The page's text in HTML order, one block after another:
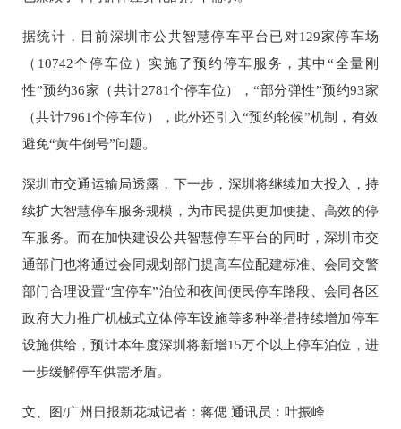
据统计，目前深圳市公共智慧停车平台已对129家停车场
（10742个停车位）实施了预约停车服务，其中“全量刚
性”预约36家（共计2781个停车位），“部分弹性”预约93家
（共计7961个停车位），此外还引入“预约轮候”机制，有效
避免“黄牛倒号”问题。
深圳市交通运输局透露，下一步，深圳将继续加大投入，持
续扩大智慧停车服务规模，为市民提供更加便捷、高效的停
车服务。而在加快建设公共智慧停车平台的同时，深圳市交
通部门也将通过会同规划部门提高车位配建标准、会同交警
部门合理设置“宜停车”泊位和夜间便民停车路段、会同各区
政府大力推广机械式立体停车设施等多种举措持续增加停车
设施供给，预计本年度深圳将新增15万个以上停车泊位，进
一步缓解停车供需矛盾。
文、图/广州日报新花城记者：蒋偲 通讯员：叶振峰